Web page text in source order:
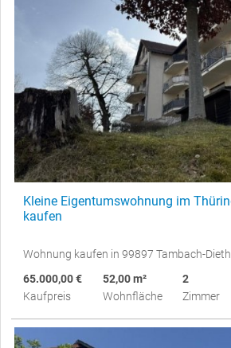
Kleine Eigentumswohnung im
kaufen
Wohnung kaufen in 99897 Tambach-
65.000,00 €
Kaufpreis
52,00 m²
Wohnfläche
2
Zimmer